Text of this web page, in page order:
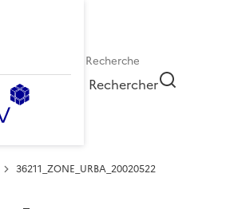
Rechercher
36211_ZONE_URBA_20020522